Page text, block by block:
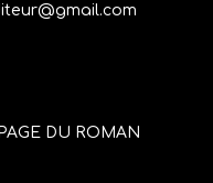
DU ROMAN